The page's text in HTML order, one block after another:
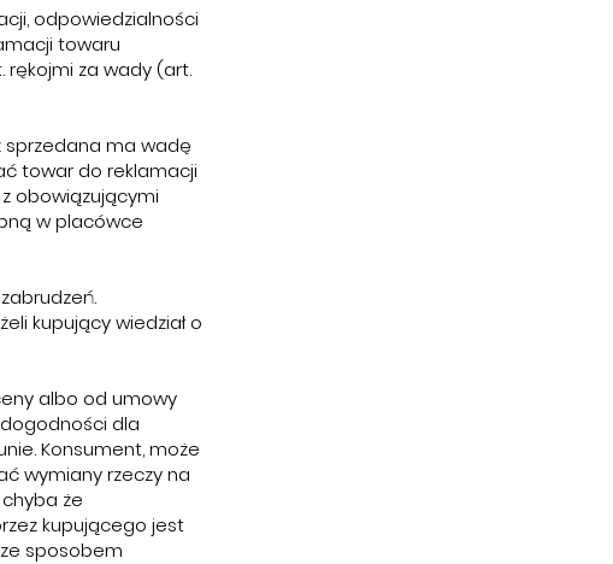
odpowiedzialności
towaru
rękojmi za wady (art.
sprzedana ma wadę
towar do reklamacji
obowiązującymi
w placówce
kupujący wiedział o
albo od umowy
dla
Konsument, może
wymiany rzeczy na
że
kupującego jest
sposobem